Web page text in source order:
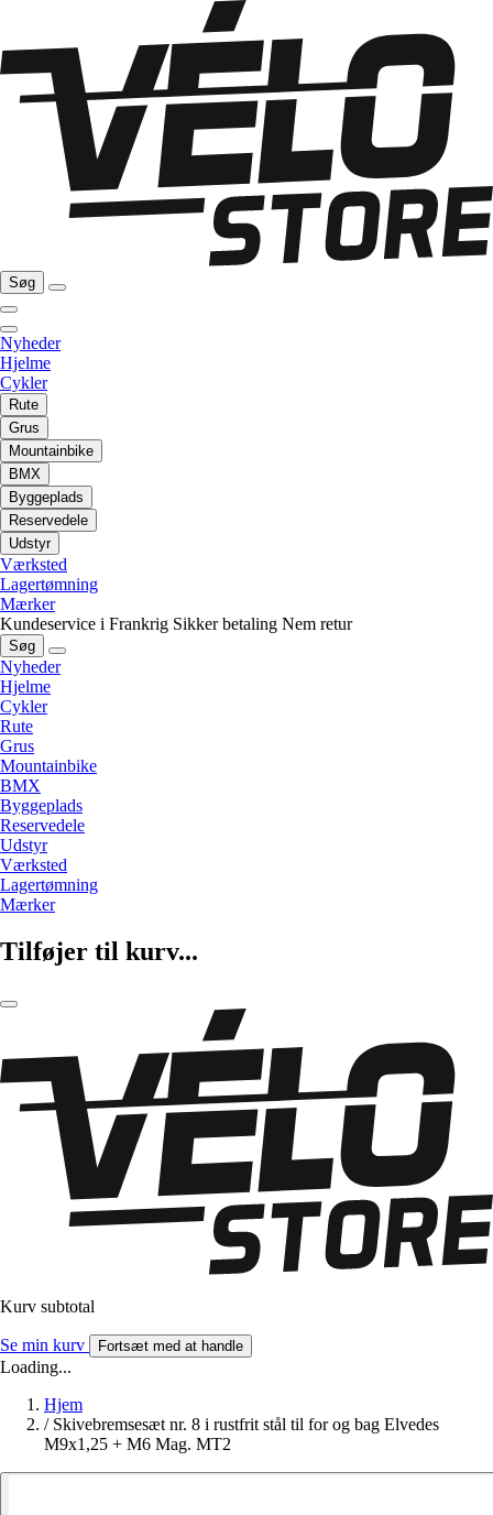
Søg
Nyheder
Hjelme
Cykler
Rute
Grus
Mountainbike
BMX
Byggeplads
Reservedele
Udstyr
Værksted
Lagertømning
Mærker
Kundeservice i Frankrig Sikker betaling Nem retur
Søg
Nyheder
Hjelme
Cykler
Rute
Grus
Mountainbike
BMX
Byggeplads
Reservedele
Udstyr
Værksted
Lagertømning
Mærker
Tilføjer til kurv...
Kurv subtotal
Se min kurv Fortsæt med at handle
Loading...
Hjem
/ Skivebremsesæt nr. 8 i rustfrit stål til for og bag Elvedes
M9x1,25 + M6 Mag. MT2